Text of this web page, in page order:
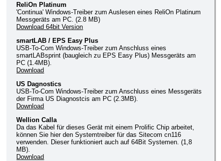
ReliOn Platinum
'Continua' Windows-Treiber zum Auslesen eines ReliOn Platinum
Messgeräts am PC. (2.8 MB)
Download 64bit Version
smartLAB / EPS Easy Plus
USB-To-Com Windows-Treiber zum Anschluss eines
smartLABsprint (baugleich zu EPS Easy Plus) Messgeräts am
PC (1.4MB).
Download
US Dagnostics
USB-To-Com Windows-Treiber zum Anschluss eines Messgeräts
der Firma US Diagnostcis am PC (2.3MB).
Download
Wellion Calla
Da das Kabel für dieses Gerät mit einem Prolific Chip arbeitet,
können Sie hier den Systemtreiber für das Sitecom cn116
verwenden. Dieser funktioniert auch auf 64Bit Systemen. (1,8
MB).
Download